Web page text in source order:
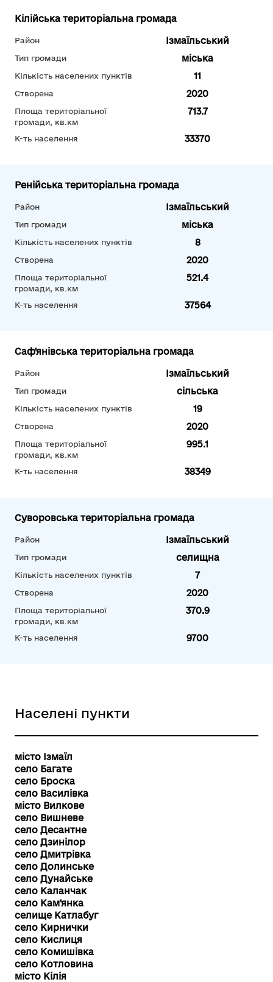
Кілійська територіальна громада
Район Ізмаїльський
Тип громади міська
Кількість населених пунктів 11
Створена 2020
Площа територіальної
громади, кв.км
713.7
К-ть населення 33370
Ренійська територіальна громада
Район Ізмаїльський
Тип громади міська
Кількість населених пунктів 8
Створена 2020
Площа територіальної
громади, кв.км
521.4
К-ть населення 37564
Саф'янівська територіальна громада
Район Ізмаїльський
Тип громади сільська
Кількість населених пунктів 19
Створена 2020
Площа територіальної
громади, кв.км
995.1
К-ть населення 38349
Суворовська територіальна громада
Район Ізмаїльський
Тип громади селищна
Кількість населених пунктів 7
Створена 2020
Площа територіальної
громади, кв.км
370.9
К-ть населення 9700
Населені пункти
місто Ізмаїл
село Багате
село Броска
село Василівка
місто Вилкове
село Вишневе
село Десантне
село Дзинілор
село Дмитрівка
село Долинське
село Дунайське
село Каланчак
село Кам'янка
селище Катлабуг
село Кирнички
село Кислиця
село Комишівка
село Котловина
місто Кілія